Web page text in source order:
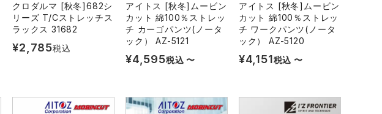
クロダルマ [秋冬]682シ
リーズ T/Cストレッチス
ラックス 31682
¥2,785税込
アイトス [秋冬]ムービン
カット 綿100％ストレッ
チ カーゴパンツ(ノータ
ック） AZ-5121
¥4,595税込 〜
アイトス [秋冬]ムービン
カット 綿100％ストレッ
チ ワークパンツ(ノータ
ック） AZ-5120
¥4,151税込 〜